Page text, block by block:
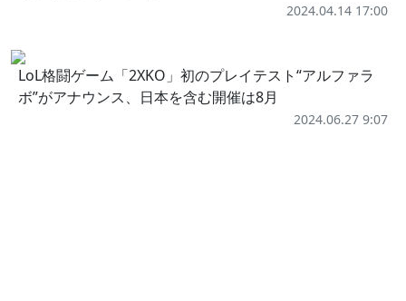
2024.04.14 17:00
LoL格闘ゲーム「2XKO」初のプレイテスト“アルファラ
ボ”がアナウンス、日本を含む開催は8月
2024.06.27 9:07